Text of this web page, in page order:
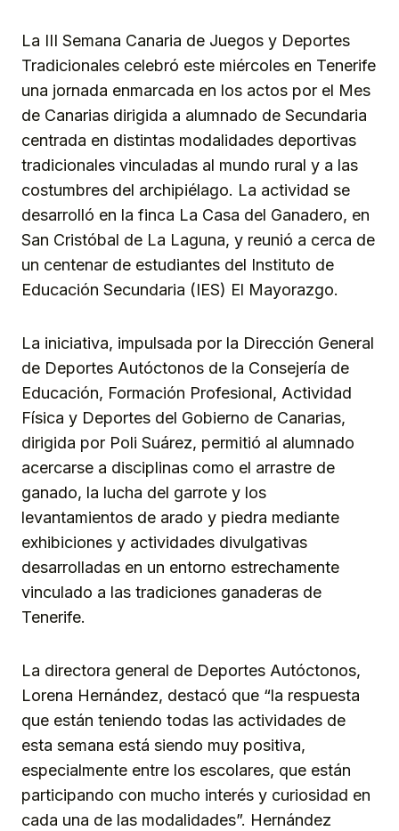
La III Semana Canaria de Juegos y Deportes
Tradicionales celebró este miércoles en Tenerife
una jornada enmarcada en los actos por el Mes
de Canarias dirigida a alumnado de Secundaria
centrada en distintas modalidades deportivas
tradicionales vinculadas al mundo rural y a las
costumbres del archipiélago. La actividad se
desarrolló en la finca La Casa del Ganadero, en
San Cristóbal de La Laguna, y reunió a cerca de
un centenar de estudiantes del Instituto de
Educación Secundaria (IES) El Mayorazgo.
La iniciativa, impulsada por la Dirección General
de Deportes Autóctonos de la Consejería de
Educación, Formación Profesional, Actividad
Física y Deportes del Gobierno de Canarias,
dirigida por Poli Suárez, permitió al alumnado
acercarse a disciplinas como el arrastre de
ganado, la lucha del garrote y los
levantamientos de arado y piedra mediante
exhibiciones y actividades divulgativas
desarrolladas en un entorno estrechamente
vinculado a las tradiciones ganaderas de
Tenerife.
La directora general de Deportes Autóctonos,
Lorena Hernández, destacó que “la respuesta
que están teniendo todas las actividades de
esta semana está siendo muy positiva,
especialmente entre los escolares, que están
participando con mucho interés y curiosidad en
cada una de las modalidades”. Hernández